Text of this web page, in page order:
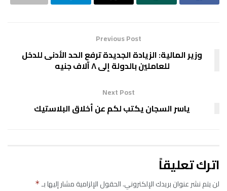
Previous Post
وزير المالية: الزيادة الجديدة ترفع الحد الأدنى للدخل
للعاملين بالدولة إلى ٨ آلاف جنيه
Next Post
ياسر السجان يكتب لكم عن أخلاق البلاستيك
اترك تعليقاً
لن يتم نشر عنوان بريدك الإلكتروني.الحقول الإلزامية مشار إليها بـ*